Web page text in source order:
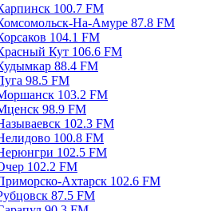
100.7 FM
На-Амуре 87.8 FM
104.1 FM
Кут 106.6 FM
88.4 FM
98.5 FM
103.2 FM
98.9 FM
102.3 FM
100.8 FM
102.5 FM
102.2 FM
Ахтарск 102.6 FM
87.5 FM